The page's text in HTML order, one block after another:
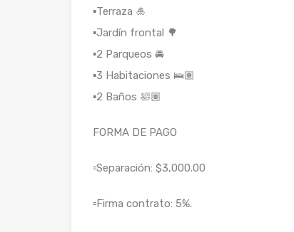
▪️Terraza 🎍
▪️Jardín frontal 🌳
▪️2 Parqueos 🚘
▪️3 Habitaciones 🛌🏽
▪️2 Baños 🛀🏽
FORMA DE PAGO
▫️Separación: $3,000.00
▫️Firma contrato: 5%.